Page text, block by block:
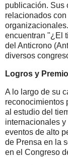
publicación. Sus
relacionados
encuentran "¿El
del Anticrono
diversos
Logros y
A lo largo de su
reconocimientos
al estudio del
internacionales
eventos de alto
de Prensa en la
en el Congreso